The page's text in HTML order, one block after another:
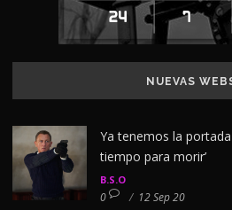
NUEVAS
Ya tenemos la portada
tiempo para morir’
B.S.O
0 / 12 Sep 20